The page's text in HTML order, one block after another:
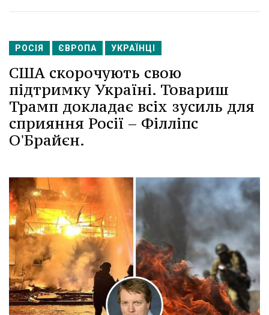
РОСІЯ ЄВРОПА УКРАЇНЦІ
США скорочують свою
підтримку Україні. Товариш
Трамп докладає всіх зусиль для
сприяння Росії – Філліпс
О'Брайєн.